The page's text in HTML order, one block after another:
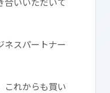
ネスパートナー
これからも買い